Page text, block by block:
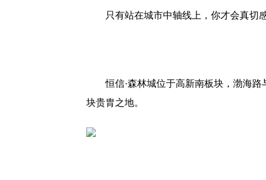
只有站在城市中轴线上，你才会真切
恒信·森林城位于高新南板块，渤海
块贵胄之地。